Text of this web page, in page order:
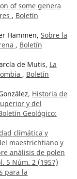
of some genera
, Boletín
Hammen, Sobre la
, Boletín
de Mutis, La
, Boletín
Historia de
y del
Geológico:
climática y
maestrichtiano y
análisis de polen
5 Núm. 2 (1957)
para la